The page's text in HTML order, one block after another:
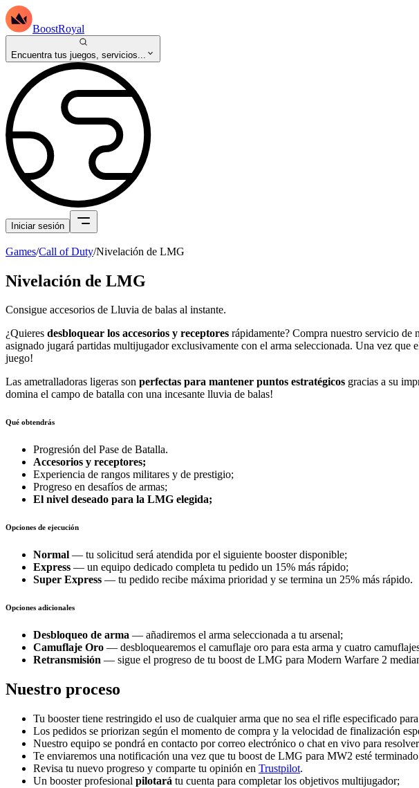
BoostRoyal
Encuentra tus juegos, servicios...
Iniciar sesión
Games/Call of Duty/Nivelación de LMG
Nivelación de LMG
Consigue accesorios de Lluvia de balas al instante.
¿Quieres desbloquear los accesorios y receptores rápidamente? Compra nuestro servicio
asignado jugará partidas multijugador exclusivamente con el arma seleccionada. Una vez que
juego!
Las ametralladoras ligeras son perfectas para mantener puntos estratégicos gracias a su
domina el campo de batalla con una incesante lluvia de balas!
Qué obtendrás
Progresión del Pase de Batalla.
Accesorios y receptores;
Experiencia de rangos militares y de prestigio;
Progreso en desafíos de armas;
El nivel deseado para la LMG elegida;
Opciones de ejecución
Normal — tu solicitud será atendida por el siguiente booster disponible;
Express — un equipo dedicado completa tu pedido un 15% más rápido;
Super Express — tu pedido recibe máxima prioridad y se termina un 25% más rápido.
Opciones adicionales
Desbloqueo de arma — añadiremos el arma seleccionada a tu arsenal;
Camuflaje Oro — desbloquearemos el camuflaje oro para esta arma y cuatro
Retransmisión — sigue el progreso de tu boost de LMG para Modern Warfare 2
Nuestro proceso
Tu booster tiene restringido el uso de cualquier arma que no sea el rifle especificado
Los pedidos se priorizan según el momento de compra y la velocidad de finalización
Nuestro equipo se pondrá en contacto por correo electrónico o chat en vivo para
Te enviaremos una notificación una vez que tu boost de LMG para MW2 esté
Revisa tu nuevo progreso y comparte tu opinión en Trustpilot.
Un booster profesional pilotará tu cuenta para completar los objetivos multijugador;